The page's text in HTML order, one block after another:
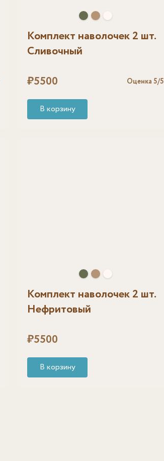
Комплект наволочек 2 шт.
Сливочный
₽5500 Оценка 5/5
В корзину
Комплект наволочек 2 шт.
Нефритовый
₽5500
В корзину